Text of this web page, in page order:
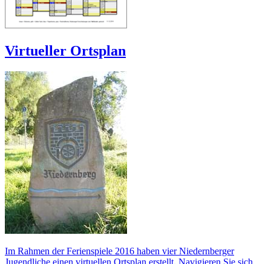
Virtueller Ortsplan
Im Rahmen der Ferienspiele 2016 haben vier Niedernberger
Jugendliche einen virtuellen Ortsplan erstellt. Navigieren Sie sich